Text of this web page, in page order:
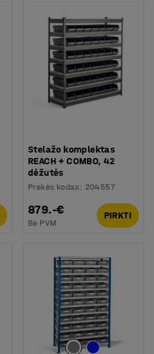
Stelažo komplektas
REACH + COMBO, 42
dėžutės
Prekės kodas : 204557
879.-€
Be PVM
PIRKTI